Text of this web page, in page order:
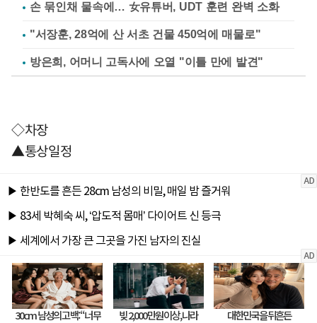
손 묶인채 물속에… 女유튜버, UDT 훈련 완벽 소화
"서장훈, 28억에 산 서초 건물 450억에 매물로"
방은희, 어머니 고독사에 오열 "이틀 만에 발견"
◇차장
▲통상일정